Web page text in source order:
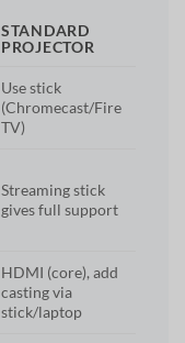
STANDARD
PROJECTOR
Use stick
(Chromecast/Fire
TV)
Streaming stick
gives full support
HDMI (core), add
casting via
stick/laptop